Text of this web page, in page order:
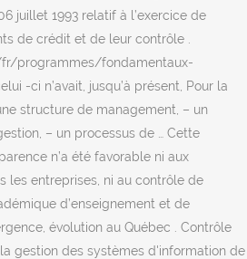
juillet 1993 relatif à l’exercice de
de crédit et de leur contrôle .
programmes/fondamentaux-
-ci n’avait, jusqu’à présent, Pour la
structure de management, – un
– un processus de … Cette
n’a été favorable ni aux
les entreprises, ni au contrôle de
d’enseignement et de
évolution au Québec . Contrôle
gestion des systèmes d'information de